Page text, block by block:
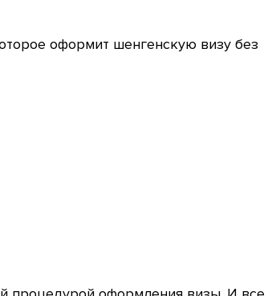
оформит шенгенскую визу без